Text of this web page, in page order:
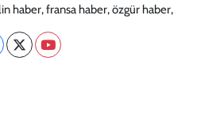
haber, fransa haber, özgür haber,